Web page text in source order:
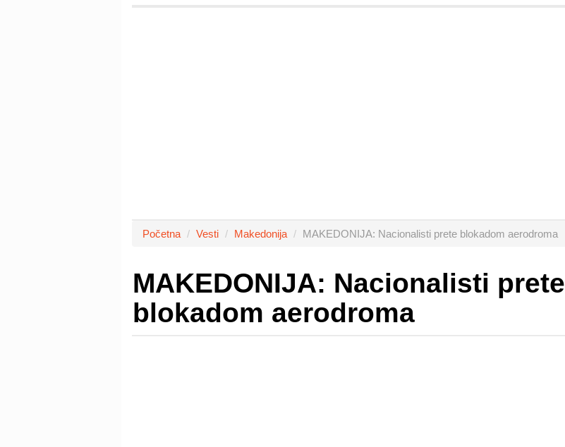
Početna Vesti Makedonija MAKEDONIJA: Nacionalisti prete blokadom aerodroma
MAKEDONIJA: Nacionalisti prete
blokadom aerodroma